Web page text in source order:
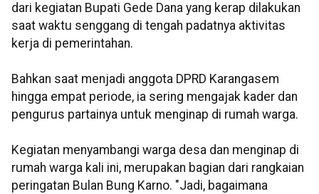
dari kegiatan Bupati Gede Dana yang kerap dilakukan
saat waktu senggang di tengah padatnya aktivitas
kerja di pemerintahan.
Bahkan saat menjadi anggota DPRD Karangasem
hingga empat periode, ia sering mengajak kader dan
pengurus partainya untuk menginap di rumah warga.
Kegiatan menyambangi warga desa dan menginap di
rumah warga kali ini, merupakan bagian dari rangkaian
peringatan Bulan Bung Karno. "Jadi, bagaimana